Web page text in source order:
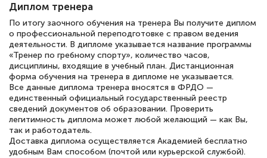
русскому языку и литературе". Много
полезных материалов помогли
подготовиться к тестированию. Это
книги, методические рекомендации,
статьи. Времени на подготовку
достаточно. Курс помогает пройти
аттестацию в школе. Спасибо!
Диплом тренера
По итогу заочного обучения на тренера Вы получите диплом
о профессиональной переподготовке с правом ведения
деятельности. В дипломе указывается название программы
«Тренер по гребному спорту», количество часов,
дисциплины, входящие в учебный план. Дистанционная
форма обучения на тренера в дипломе не указывается.
Все данные диплома тренера вносятся в ФРДО —
единственный официальный государственный реестр
сведений документов об образовании. Проверить
легитимность диплома может любой желающий — как Вы,
так и работодатель.
Доставка диплома осуществляется Академией бесплатно
удобным Вам способом (почтой или курьерской службой).